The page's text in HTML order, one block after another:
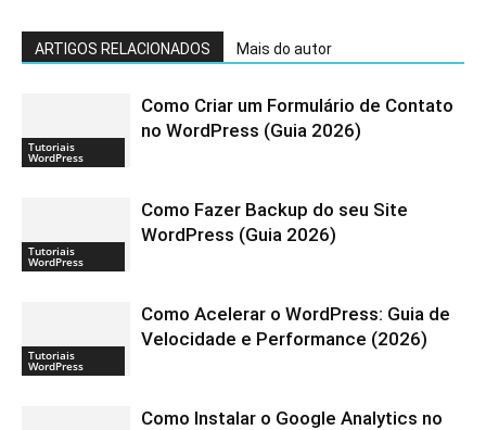
ARTIGOS RELACIONADOS Mais do autor
Tutoriais
WordPress
Como Criar um Formulário de Contato
no WordPress (Guia 2026)
Tutoriais
WordPress
Como Fazer Backup do seu Site
WordPress (Guia 2026)
Tutoriais
WordPress
Como Acelerar o WordPress: Guia de
Velocidade e Performance (2026)
Como Instalar o Google Analytics no